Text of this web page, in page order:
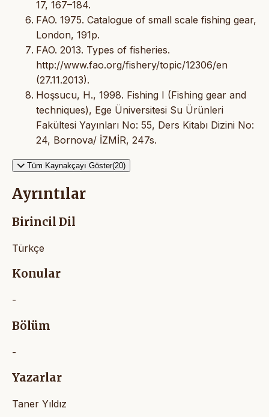
17, 167–184.
FAO. 1975. Catalogue of small scale fishing gear,
London, 191p.
FAO. 2013. Types of fisheries.
http://www.fao.org/fishery/topic/12306/en
(27.11.2013).
Hoşsucu, H., 1998. Fishing I (Fishing gear and
techniques), Ege Üniversitesi Su Ürünleri
Fakültesi Yayınları No: 55, Ders Kitabı Dizini No:
24, Bornova/ İZMİR, 247s.
Tüm Kaynakçayı Göster(20)
Ayrıntılar
Birincil Dil
Türkçe
Konular
-
Bölüm
-
Yazarlar
Taner Yıldız